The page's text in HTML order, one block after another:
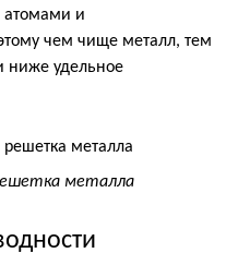
атомами и
чем чище металл, тем
ниже удельное
металла